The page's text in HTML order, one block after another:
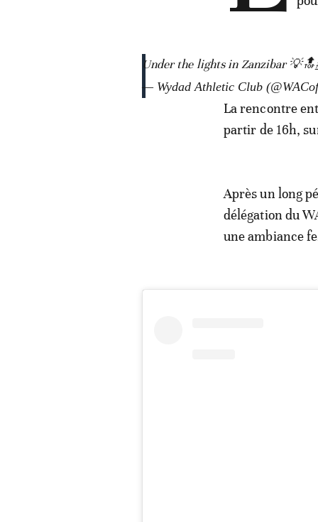
Under the lights in Zanzibar 💡🔝
— Wydad Athletic Club
La rencontre
partir de 16h,
Après un long
délégation du
une ambiance